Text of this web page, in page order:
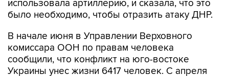
В начале июня в Управлении Верховного
сообщили, что конфликт на юго-востоке
Украины унес жизни 6417 человек. С апреля
прошлого года по 30 мая 2015 года не менее
15962 человек были ранены в зоне конфликта.